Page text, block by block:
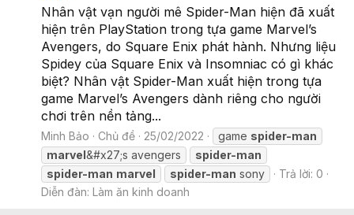
Nhân vật vạn người mê Spider-Man hiện đã xuất
hiện trên PlayStation trong tựa game Marvel’s
Avengers, do Square Enix phát hành. Nhưng liệu
Spidey của Square Enix và Insomniac có gì khác
biệt? Nhân vật Spider-Man xuất hiện trong tựa
game Marvel’s Avengers dành riêng cho người
chơi trên nền tảng...
Minh Bảo Chủ đề 25/02/2022 game spider-man
marvel&#x27;s avengers
spider-man
spider-man marvel spider-man sony
Trả lời: 0
Diễn đàn: Làm ăn kinh doanh